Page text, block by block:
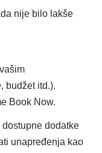
nije bilo lakše
budžet itd.).
Book Now.
dodatke
unapređenja kao